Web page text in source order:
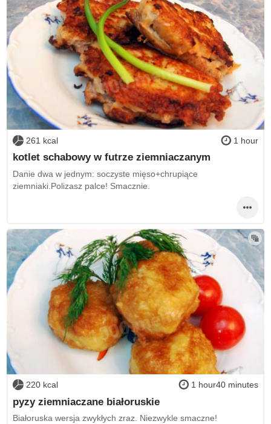
261 kcal 1 hour
kotlet schabowy w futrze ziemniaczanym
Danie dwa w jednym: soczyste mięso+chrupiące
ziemniaki.Polizasz palce! Smacznie.
220 kcal 1 hour40 minutes
pyzy ziemniaczane białoruskie
Białoruska wersja zwykłych zraz. Niezwykle smaczne!